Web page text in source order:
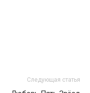
Следующая статья